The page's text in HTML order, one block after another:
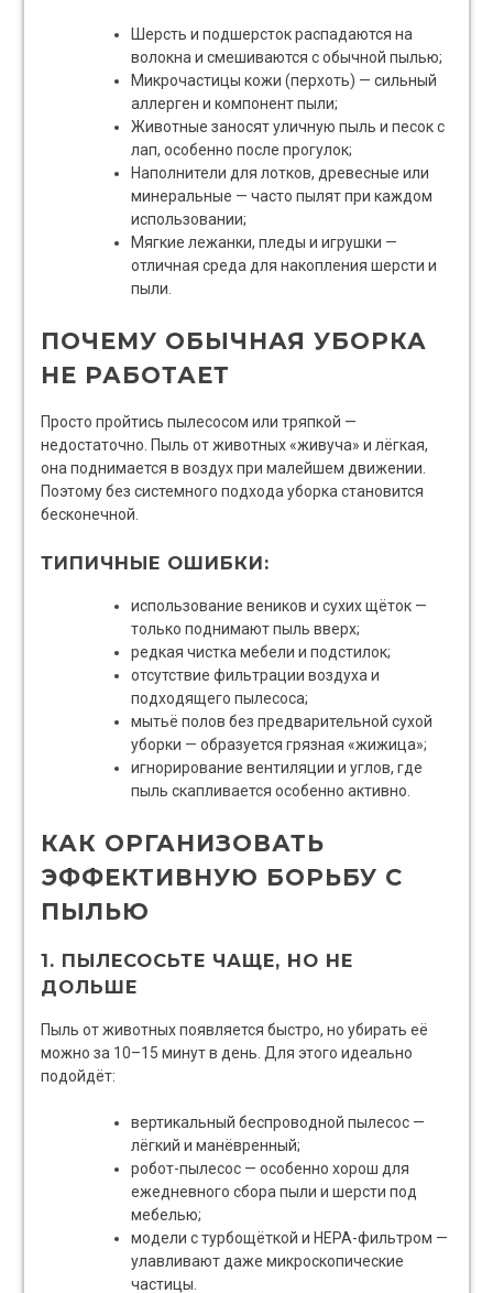
Шерсть и подшерсток распадаются на
волокна и смешиваются с обычной пылью;
Микрочастицы кожи (перхоть) — сильный
аллерген и компонент пыли;
Животные заносят уличную пыль и песок с
лап, особенно после прогулок;
Наполнители для лотков, древесные или
минеральные — часто пылят при каждом
использовании;
Мягкие лежанки, пледы и игрушки —
отличная среда для накопления шерсти и
пыли.
ПОЧЕМУ ОБЫЧНАЯ УБОРКА
НЕ РАБОТАЕТ
Просто пройтись пылесосом или тряпкой —
недостаточно. Пыль от животных «живуча» и лёгкая,
она поднимается в воздух при малейшем движении.
Поэтому без системного подхода уборка становится
бесконечной.
ТИПИЧНЫЕ ОШИБКИ:
использование веников и сухих щёток —
только поднимают пыль вверх;
редкая чистка мебели и подстилок;
отсутствие фильтрации воздуха и
подходящего пылесоса;
мытьё полов без предварительной сухой
уборки — образуется грязная «жижица»;
игнорирование вентиляции и углов, где
пыль скапливается особенно активно.
КАК ОРГАНИЗОВАТЬ
ЭФФЕКТИВНУЮ БОРЬБУ С
ПЫЛЬЮ
1. ПЫЛЕСОСЬТЕ ЧАЩЕ, НО НЕ
ДОЛЬШЕ
Пыль от животных появляется быстро, но убирать её
можно за 10–15 минут в день. Для этого идеально
подойдёт:
вертикальный беспроводной пылесос —
лёгкий и манёвренный;
робот-пылесос — особенно хорош для
ежедневного сбора пыли и шерсти под
мебелью;
модели с турбощёткой и HEPA-фильтром —
улавливают даже микроскопические
частицы.